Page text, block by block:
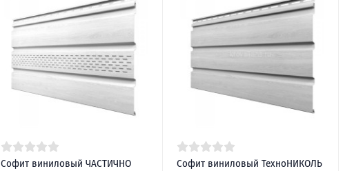
Софит виниловый ЧАСТИЧНО
Софит виниловый ТехноНИКОЛЬ